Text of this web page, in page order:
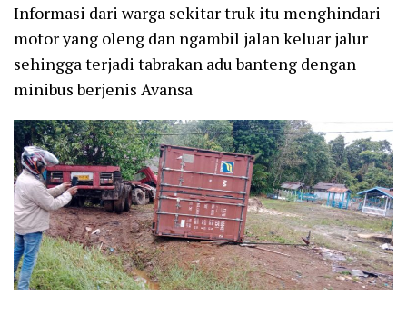
Informasi dari warga sekitar truk itu menghindari
motor yang oleng dan ngambil jalan keluar jalur
sehingga terjadi tabrakan adu banteng dengan
minibus berjenis Avansa